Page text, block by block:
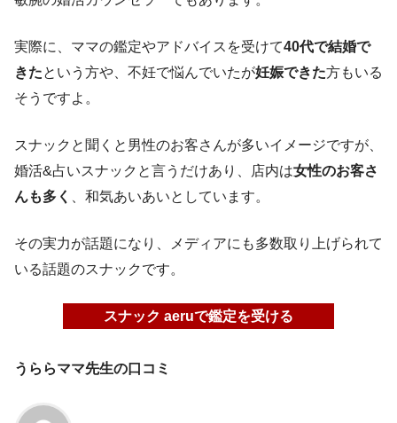
実際に、ママの鑑定やアドバイスを受けて40代で結婚で
きたという方や、不妊で悩んでいたが妊娠できた方もいる
そうですよ。
スナックと聞くと男性のお客さんが多いイメージですが、
婚活&占いスナックと言うだけあり、店内は女性のお客さ
んも多く
、和気あいあいとしています。
その実力が話題になり、メディアにも多数取り上げられて
いる話題のスナックです。
スナック aeruで鑑定を受ける
うららママ先生の口コミ